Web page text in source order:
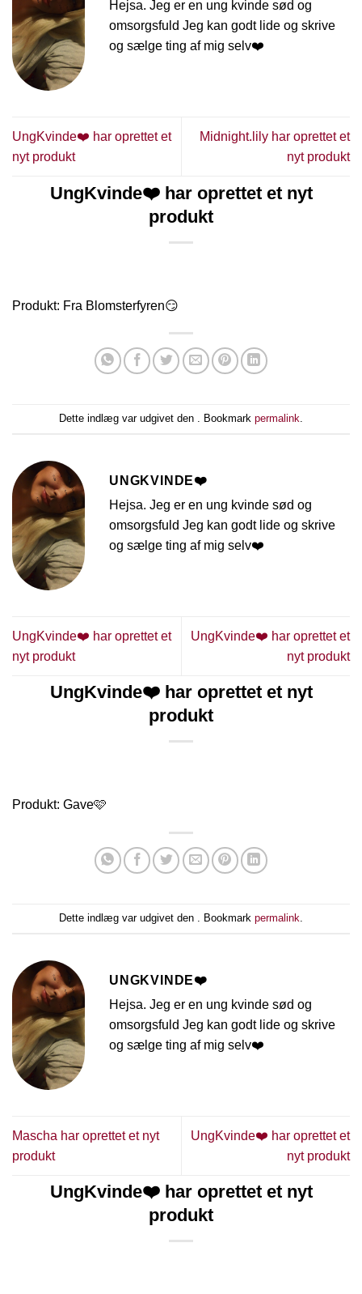
Hejsa. Jeg er en ung kvinde sød og
omsorgsfuld Jeg kan godt lide og skrive
og sælge ting af mig selv❤️
UngKvinde❤️ har oprettet et
nyt produkt
Midnight.lily har oprettet et
nyt produkt
UngKvinde❤️ har oprettet et nyt
produkt
Produkt: Fra Blomsterfyren😏
Dette indlæg var udgivet den . Bookmark permalink
UNGKVINDE❤️
Hejsa. Jeg er en ung kvinde sød og
omsorgsfuld Jeg kan godt lide og skrive
og sælge ting af mig selv❤️
UngKvinde❤️ har oprettet et
nyt produkt
UngKvinde❤️ har oprettet et
nyt produkt
UngKvinde❤️ har oprettet et nyt
produkt
Produkt: Gave🩷
Dette indlæg var udgivet den . Bookmark permalink
UNGKVINDE❤️
Hejsa. Jeg er en ung kvinde sød og
omsorgsfuld Jeg kan godt lide og skrive
og sælge ting af mig selv❤️
Mascha har oprettet et nyt
produkt
UngKvinde❤️ har oprettet et
nyt produkt
UngKvinde❤️ har oprettet et nyt
produkt